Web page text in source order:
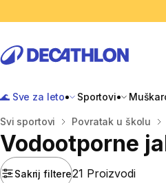
🌊 Sve za leto Sportovi
Početna stranica
Svi sportovi Povratak u školu
Vodootporne
Sakrij filtere21 Proizvodi